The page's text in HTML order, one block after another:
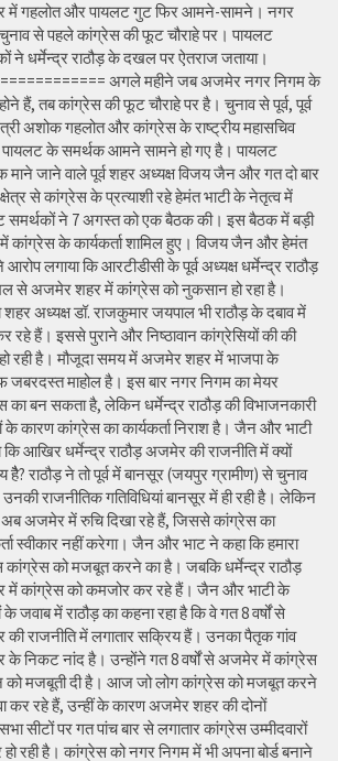
में गहलोत और पायलट गुट फिर आमने-सामने। नगर
से पहले कांग्रेस की फूट चौराहे पर। पायलट
ने धर्मेन्द्र राठौड़ के दखल पर ऐतराज जताया।
अगले महीने जब अजमेर नगर निगम के
हैं, तब कांग्रेस की फूट चौराहे पर है। चुनाव से पूर्व, पूर्व
अशोक गहलोत और कांग्रेस के राष्ट्रीय महासचिव
के समर्थक आमने सामने हो गए है। पायलट
माने जाने वाले पूर्व शहर अध्यक्ष विजय जैन और गत दो बार
क्षेत्र से कांग्रेस के प्रत्याशी रहे हेमंत भाटी के नेतृत्व में
समर्थकों ने 7 अगस्त को एक बैठक की। इस बैठक में बड़ी
कांग्रेस के कार्यकर्ता शामिल हुए। विजय जैन और हेमंत
आरोप लगाया कि आरटीडीसी के पूर्व अध्यक्ष धर्मेन्द्र राठौड़
से अजमेर शहर में कांग्रेस को नुकसान हो रहा है।
शहर अध्यक्ष डॉ. राजकुमार जयपाल भी राठौड़ के दबाव में
रहे हैं। इससे पुराने और निष्ठावान कांग्रेसियों की की
हो रही है। मौजूदा समय में अजमेर शहर में भाजपा के
जबरदस्त माहोल है। इस बार नगर निगम का मेयर
का बन सकता है, लेकिन धर्मेन्द्र राठौड़ की विभाजनकारी
के कारण कांग्रेस का कार्यकर्ता निराश है। जैन और भाटी
आखिर धर्मेन्द्र राठौड़ अजमेर की राजनीति में क्यों
हैै? राठौड़ ने तो पूर्व में बानसूर (जयपुर ग्रामीण) से चुनाव
राजनीतिक गतिविधियां बानसूर में ही रही है। लेकिन
अब अजमेर में रुचि दिखा रहे हैं, जिससे कांग्रेस का
स्वीकार नहीं करेगा। जैन और भाट ने कहा कि हमारा
कांग्रेस को मजबूत करने का है। जबकि धर्मेन्द्र राठौड़
कांग्रेस को कमजोर कर रहे हैं। जैन और भाटी के
के जवाब में राठौड़ का कहना रहा है कि वे गत 8 वर्षों से
राजनीति में लगातार सक्रिय हैं। उनका पैतृक गांव
निकट नांद है। उन्होंने गत 8 वर्षों से अजमेर में कांग्रेस
मजबूती दी है। आज जो लोग कांग्रेस को मजबूत करने
कर रहे हैं, उन्हीं के कारण अजमेर शहर की दोनों
सीटों पर गत पांच बार से लगातार कांग्रेस उम्मीदवारों
हो रही है। कांग्रेस को नगर निगम में भी अपना बोर्ड बनाने